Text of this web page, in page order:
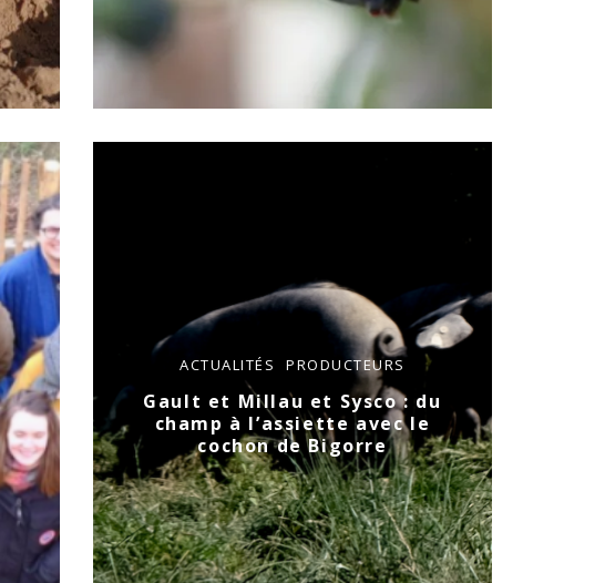
ACTUALITÉS PRODUCTEURS
Gault et Millau et Sysco : du
champ à l’assiette avec le
cochon de Bigorre